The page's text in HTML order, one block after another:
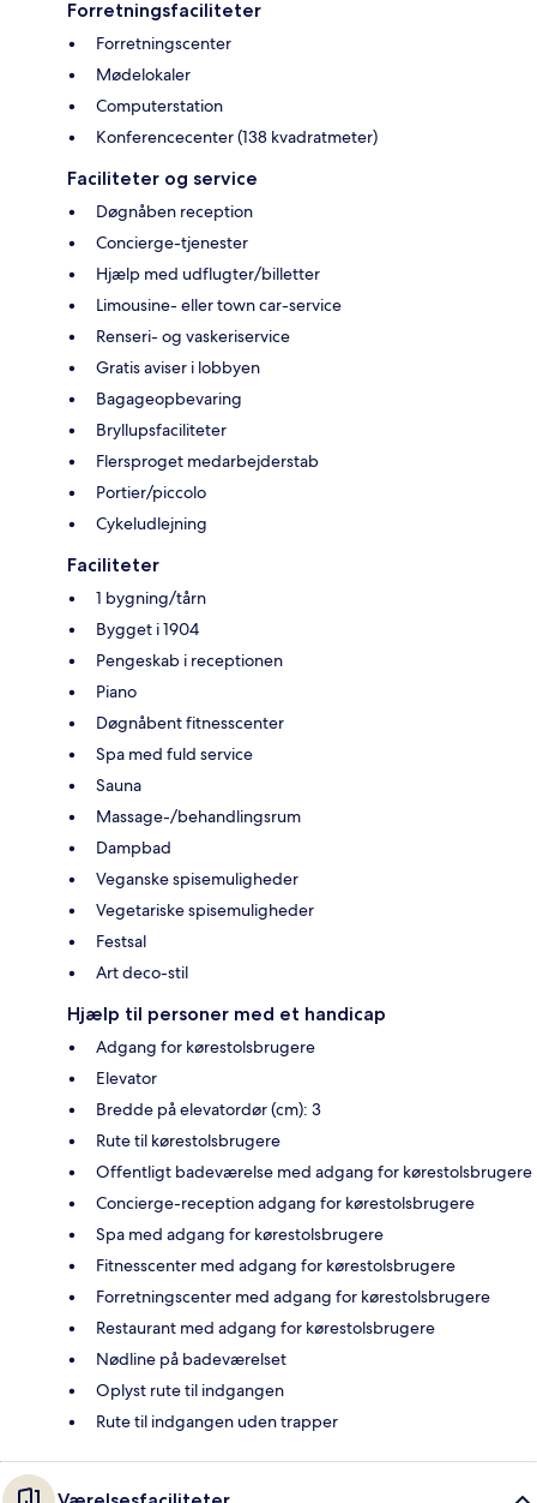
Forretningsfaciliteter
Forretningscenter
Mødelokaler
Computerstation
Konferencecenter (138 kvadratmeter)
Faciliteter og service
Døgnåben reception
Concierge-tjenester
Hjælp med udflugter/billetter
Limousine- eller town car-service
Renseri- og vaskeriservice
Gratis aviser i lobbyen
Bagageopbevaring
Bryllupsfaciliteter
Flersproget medarbejderstab
Portier/piccolo
Cykeludlejning
Faciliteter
1 bygning/tårn
Bygget i 1904
Pengeskab i receptionen
Piano
Døgnåbent fitnesscenter
Spa med fuld service
Sauna
Massage-/behandlingsrum
Dampbad
Veganske spisemuligheder
Vegetariske spisemuligheder
Festsal
Art deco-stil
Hjælp til personer med et handicap
Adgang for kørestolsbrugere
Elevator
Bredde på elevatordør (cm): 3
Rute til kørestolsbrugere
Offentligt badeværelse med adgang for kørestolsbrugere
Concierge-reception adgang for kørestolsbrugere
Spa med adgang for kørestolsbrugere
Fitnesscenter med adgang for kørestolsbrugere
Forretningscenter med adgang for kørestolsbrugere
Restaurant med adgang for kørestolsbrugere
Nødline på badeværelset
Oplyst rute til indgangen
Rute til indgangen uden trapper